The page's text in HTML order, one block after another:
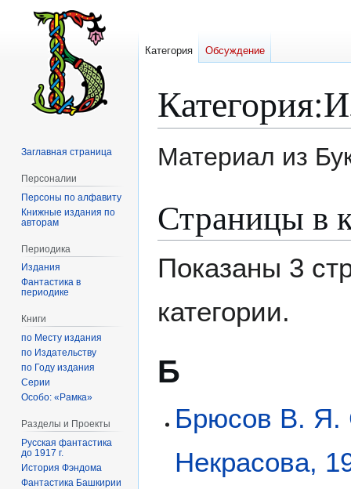
Категория:
Материал из
к
навигации
к
поиску
Страницы в
Показаны 3
категории.
Б
Брюсов В. Я.
Некрасова,
Категория Обсуждение
Заглавная страница
Персоналии
Персоны по алфавиту
Книжные издания по
авторам
Периодика
Издания
Фантастика в
периодике
Книги
по Месту издания
по Издательству
по Году издания
Серии
Особо: «Рамка»
Разделы и Проекты
Русская фантастика
до 1917 г.
История Фэндома
Фантастика Башкирии